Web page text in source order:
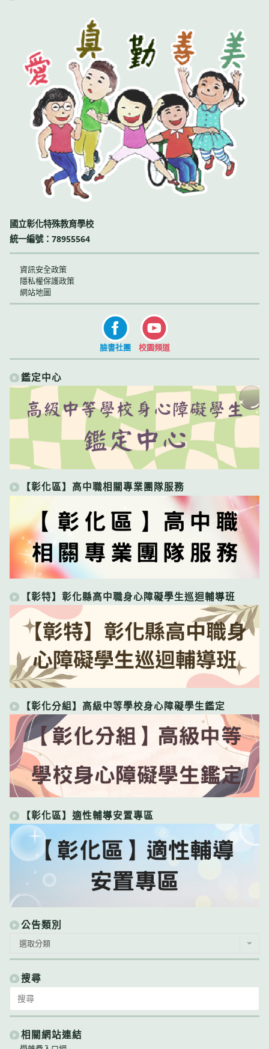
國立彰化特殊教育學校
統一編號：78955564
資訊安全政策
隱私權保護政策
網站地圖
臉書社團 校園頻道
鑑定中心
【彰化區】高中職相關專業團隊服務
【彰特】彰化縣高中職身心障礙學生巡迴輔導班
【彰化分組】高級中等學校身心障礙學生鑑定
【彰化區】適性輔導安置專區
公告類別
類
別
選取分類
搜尋
for:
相關網站連結